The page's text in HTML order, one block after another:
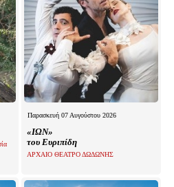
Παρασκευή 07 Αυγούστου 2026
«ΙΩΝ»
του Ευριπίδη
ΑΡΧΑΙΟ ΘΕΑΤΡΟ ΔΩΔΩΝΗΣ